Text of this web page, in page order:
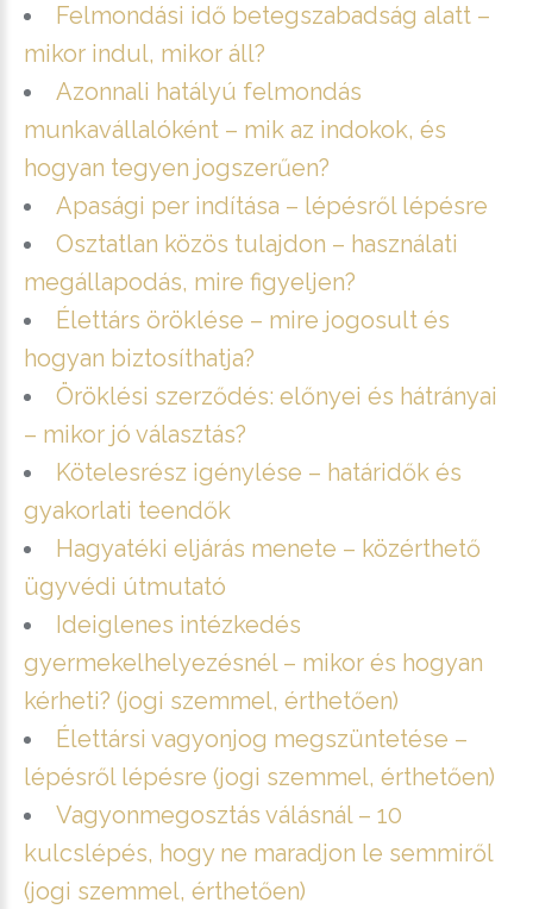
Felmondási idő betegszabadság alatt –
mikor indul, mikor áll?
Azonnali hatályú felmondás
munkavállalóként – mik az indokok, és
hogyan tegyen jogszerűen?
Apasági per indítása – lépésről lépésre
Osztatlan közös tulajdon – használati
megállapodás, mire figyeljen?
Élettárs öröklése – mire jogosult és
hogyan biztosíthatja?
Öröklési szerződés: előnyei és hátrányai
– mikor jó választás?
Kötelesrész igénylése – határidők és
gyakorlati teendők
Hagyatéki eljárás menete – közérthető
ügyvédi útmutató
Ideiglenes intézkedés
gyermekelhelyezésnél – mikor és hogyan
kérheti? (jogi szemmel, érthetően)
Élettársi vagyonjog megszüntetése –
lépésről lépésre (jogi szemmel, érthetően)
Vagyonmegosztás válásnál – 10
kulcslépés, hogy ne maradjon le semmiről
(jogi szemmel, érthetően)